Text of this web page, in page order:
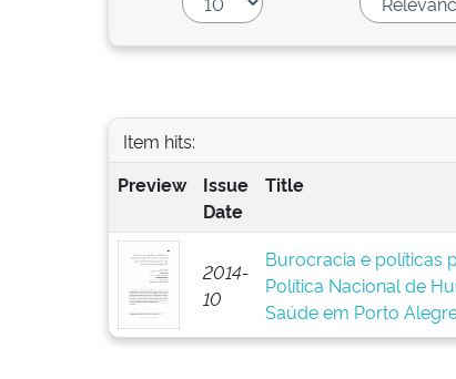
Item hits:
Preview
Issue
Date
Title
2014-
10
Burocracia e políticas
Política Nacional de
Saúde em Porto